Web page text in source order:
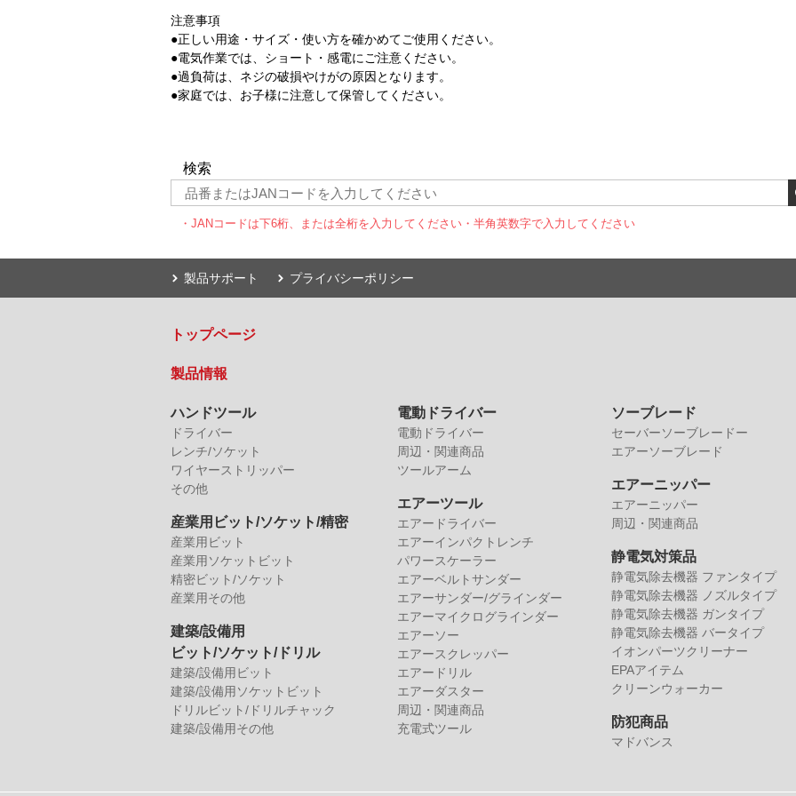
注意事項
●正しい用途・サイズ・使い方を確かめてご使用ください。
●電気作業では、ショート・感電にご注意ください。
●過負荷は、ネジの破損やけがの原因となります。
●家庭では、お子様に注意して保管してください。
検索
・JANコードは下6桁、または全桁を入力してください ・半角英数字で入力してください
製品サポート プライバシーポリシー
トップページ
製品情報
ハンドツール
ドライバー
レンチ/ソケット
ワイヤーストリッパー
その他
産業用ビット/ソケット/精密
産業用ビット
産業用ソケットビット
精密ビット/ソケット
産業用その他
建築/設備用
ビット/ソケット/ドリル
建築/設備用ビット
建築/設備用ソケットビット
ドリルビット/ドリルチャック
建築/設備用その他
電動ドライバー
電動ドライバー
周辺・関連商品
ツールアーム
エアーツール
エアードライバー
エアーインパクトレンチ
パワースケーラー
エアーベルトサンダー
エアーサンダー/グラインダー
エアーマイクログラインダー
エアーソー
エアースクレッパー
エアードリル
エアーダスター
周辺・関連商品
充電式ツール
ソーブレード
セーバーソーブレードー
エアーソーブレード
エアーニッパー
エアーニッパー
周辺・関連商品
静電気対策品
静電気除去機器 ファンタイプ
静電気除去機器 ノズルタイプ
静電気除去機器 ガンタイプ
静電気除去機器 バータイプ
イオンパーツクリーナー
EPAアイテム
クリーンウォーカー
防犯商品
マドバンス